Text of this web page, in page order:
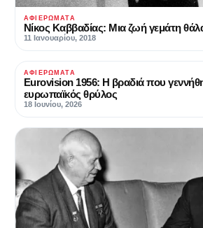
ΑΦΙΕΡΏΜΑΤΑ
Νίκος Καββαδίας: Μια ζωή γεμάτη
11 Ιανουαρίου, 2018
ΑΦΙΕΡΏΜΑΤΑ
Eurovision 1956: Η βραδιά που
ευρωπαϊκός θρύλος
18 Ιουνίου, 2026